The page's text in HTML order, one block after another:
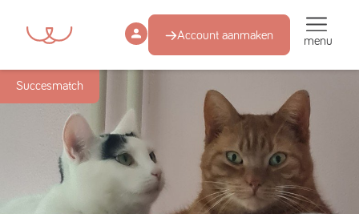
Account aanmaken menu
Succesmatch